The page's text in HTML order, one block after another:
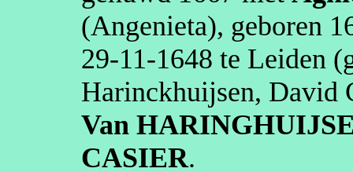
(Angenieta), geboren
29‑11‑1648 te Leiden
Harinckhuijsen, David
Van
CASIER.